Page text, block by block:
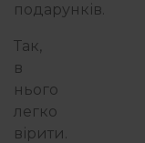
подарунків.
Так,
в
нього
легко
вірити.